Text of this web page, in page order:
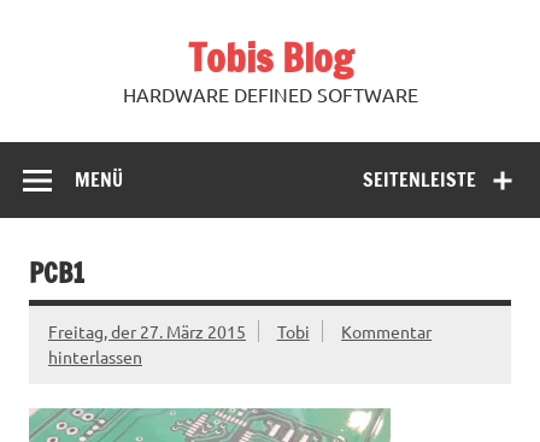
Tobis Blog
HARDWARE DEFINED SOFTWARE
SEITENLEISTE
MENÜ
PCB1
Freitag, der 27. März 2015 Tobi
Kommentar
hinterlassen